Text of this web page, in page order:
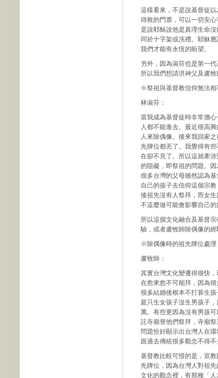
這樣看來，不是說基督徒
得救的門票，可以一切安
是說耶穌說他是真理生命
同於十字架或洗禮。耶穌
我們才能有永恆的盼望。
另外，因為淑芬也是第一
所以我們想請洪神父及盧
※祭祖與基督教信仰無法相
林淑芬：
當我成為基督徒時非常擔
人都不能進去。最近很高
人來除偶像。後來我回家
先牌位都丟了。我覺得有
在卻不見了。所以這就牽
的阻礙，即祭祖的問題。
很多台灣的父母雖然認為
自己的孩子去信仰這個宗
後祖先沒有人祭拜，而女
不這麼做可能會影響自己的
所以這個文化融合及基督
驗，或者盧牧師除偶像的
※除偶像時的祖先牌位處理
盧牧師：
其實台灣文化變遷得很快
在愈來愈不可能拜，因為
很多結婚後根本不打算生
庭只生女孩子沒生男孩子
萬。有些更因為沒有男孩
託寺廟替他們祭拜，寺廟
問題恰好顯示出台灣人在
跟過去傳統很多觀念不得
基督教比較可惜的是，宣
先牌位，因為台灣人對祖
文化的觀念裡，有那種「